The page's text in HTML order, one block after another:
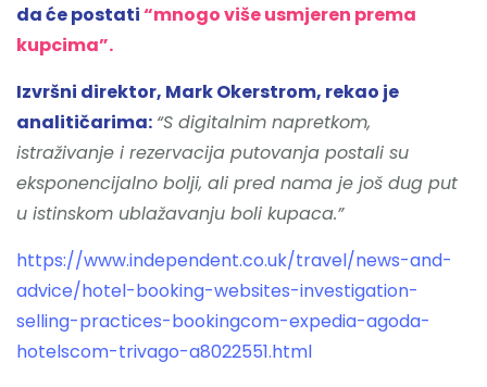
da će postati“mnogo više usmjeren prema
kupcima”.
Izvršni direktor, Mark Okerstrom, rekao je
analitičarima: “S digitalnim napretkom,
istraživanje i rezervacija putovanja postali su
eksponencijalno bolji, ali pred nama je još dug put
u istinskom ublažavanju boli kupaca.”
https://www.independent.co.uk/travel/news-and-
advice/hotel-booking-websites-investigation-
selling-practices-bookingcom-expedia-agoda-
hotelscom-trivago-a8022551.html